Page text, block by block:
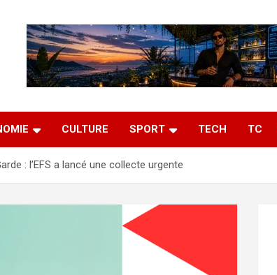
CULTURE SPORT TECH TC
: l’EFS a lancé une collecte urgente